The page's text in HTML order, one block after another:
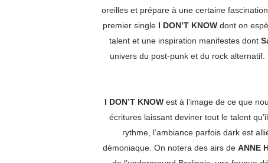
oreilles et prépare à une certaine
premier single I DON’T KNOW dont on
talent et une inspiration manifestes dont
univers du post-punk et du rock
I DON’T KNOW est à l’image de ce que
écritures laissant deviner tout le talent
rythme, l’ambiance parfois dark est
démoniaque. On notera des airs de ANNE